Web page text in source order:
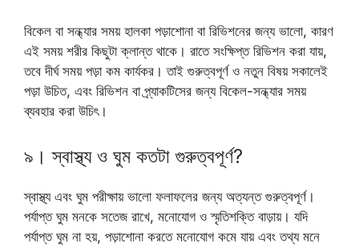
বিকেল বা সন্ধ্যার সময় হালকা পড়াশোনা বা রিভিশনের জন্য ভালো, কারণ
এই সময় শরীর কিছুটা ক্লান্ত থাকে। রাতে সংক্ষিপ্ত রিভিশন করা যায়,
তবে দীর্ঘ সময় পড়া কম কার্যকর। তাই গুরুত্বপূর্ণ ও নতুন বিষয় সকালেই
পড়া উচিত, এবং রিভিশন বা প্র্যাকটিসের জন্য বিকেল-সন্ধ্যার সময়
ব্যবহার করা উচিৎ।
৯। স্বাস্থ্য ও ঘুম কতটা গুরুত্বপূর্ণ?
স্বাস্থ্য এবং ঘুম পরীক্ষায় ভালো ফলাফলের জন্য অত্যন্ত গুরুত্বপূর্ণ।
পর্যাপ্ত ঘুম মনকে সতেজ রাখে, মনোযোগ ও স্মৃতিশক্তি বাড়ায়। যদি
পর্যাপ্ত ঘুম না হয়, পড়াশোনা করতে মনোযোগ কমে যায় এবং তথ্য মনে